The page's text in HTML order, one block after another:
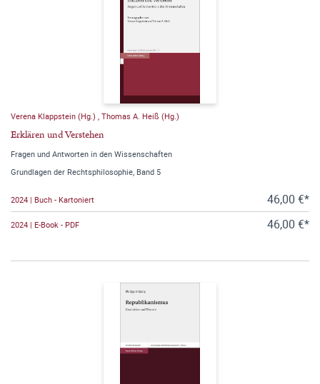
Verena Klappstein (Hg.) , Thomas A. Heiß (Hg.)
Erklären und Verstehen
Fragen und Antworten in den Wissenschaften
Grundlagen der Rechtsphilosophie, Band 5
2024 | Buch - Kartoniert 46,00 €*
2024 | E-Book - PDF 46,00 €*